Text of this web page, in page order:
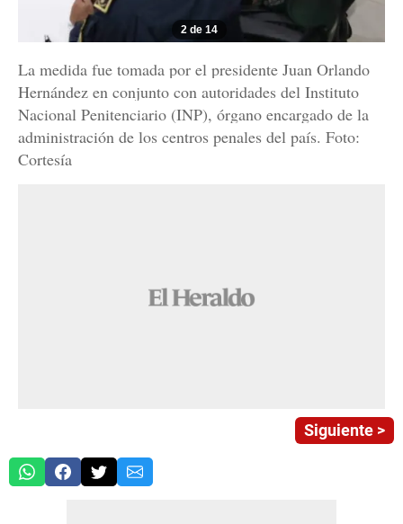
2 de 14
La medida fue tomada por el presidente Juan Orlando
Hernández en conjunto con autoridades del Instituto
Nacional Penitenciario (INP), órgano encargado de la
administración de los centros penales del país. Foto:
Cortesía
Siguiente >